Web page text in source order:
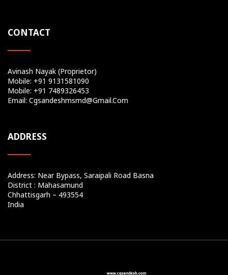
CONTACT
Avinash Nayak (Proprietor)
Mobile: +91 9131581090
Mobile: +91 7489326453
Email: Cgsandeshmsmd@gmail.com
ADDRESS
Address: Near Bypass, Saraipali Road Basna
District : Mahasamund
Chhattisgarh – 493554
India